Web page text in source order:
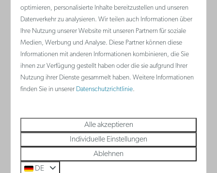
das Kultuurcafé De Grote Post der ideale
Ort zum Verweilen.
Mehr
optimieren, personalisierte Inhalte bereitzustellen und unseren
Datenverkehr zu analysieren. Wir teilen auch Informationen über
Ihre Nutzung unserer Website mit unseren Partnern für soziale
Medien, Werbung und Analyse. Diese Partner können diese
Informationen mit anderen Informationen kombinieren, die Sie
ihnen zur Verfügung gestellt haben oder die sie aufgrund Ihrer
Nutzung ihrer Dienste gesammelt haben. Weitere Informationen
finden Sie in unserer Datenschutzrichtlinie.
Alle akzeptieren
Individuelle Einstellungen
Ablehnen
DE